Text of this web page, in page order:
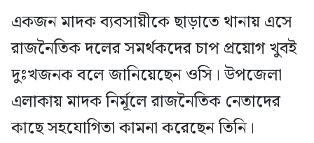
একজন মাদক ব্যবসায়ীকে ছাড়াতে থানায় এসে
রাজনৈতিক দলের সমর্থকদের চাপ প্রয়োগ খুবই
দুঃখজনক বলে জানিয়েছেন ওসি। উপজেলা
এলাকায় মাদক নির্মূলে রাজনৈতিক নেতাদের
কাছে সহযোগিতা কামনা করেছেন তিনি।